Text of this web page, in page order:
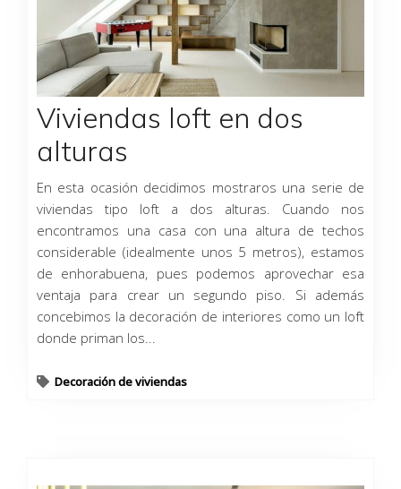
Viviendas loft en dos
alturas
En esta ocasión decidimos mostraros una serie de
viviendas tipo loft a dos alturas. Cuando nos
encontramos una casa con una altura de techos
considerable (idealmente unos 5 metros), estamos
de enhorabuena, pues podemos aprovechar esa
ventaja para crear un segundo piso. Si además
concebimos la decoración de interiores como un loft
donde priman los...
Decoración de viviendas